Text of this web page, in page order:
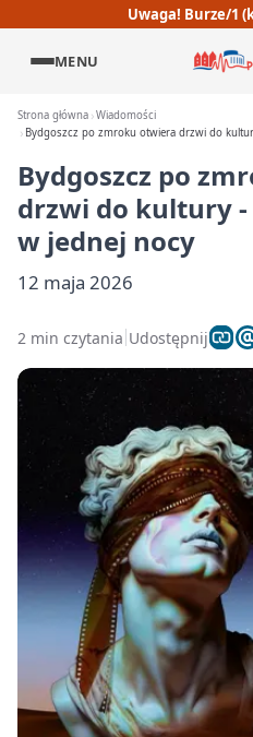
Uwaga! Burze/1
MENU
Strona główna Wiadomości
Bydgoszcz po zmroku otwiera drzwi do
Bydgoszcz po
drzwi do kultury
w jednej nocy
12 maja 2026
2 min czytania Udostępnij